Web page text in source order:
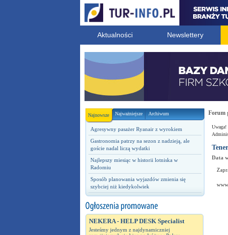
Aktualności Newslettery
Najnowsze Najważniejsze Archiwum
Agresywny pasażer Ryanair z wyrokiem
Gastronomia patrzy na sezon z nadzieją, ale
goście nadal liczą wydatki
Najlepszy miesiąc w historii lotniska w
Radomiu
Sposób planowania wyjazdów zmienia się
szybciej niż kiedykolwiek
NEKERA - HELP DESK Specialist
Jesteśmy jednym z najdynamiczniej
Forum
Uwaga!
Data